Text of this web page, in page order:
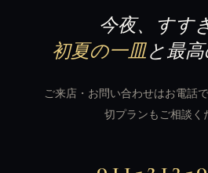
今夜、すす
初夏の一皿と最高
ご来店・お問い合わせはお電話
切プランもご相談く